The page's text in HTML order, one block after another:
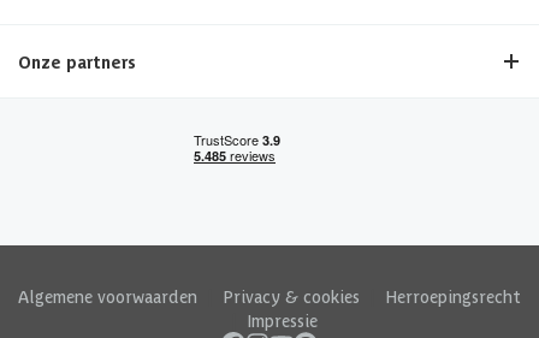
Onze partners
Algemene voorwaarden Privacy & cookies
Herroepingsrecht
Impressie